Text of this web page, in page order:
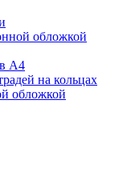
обложкой
А4
на кольцах
обложкой